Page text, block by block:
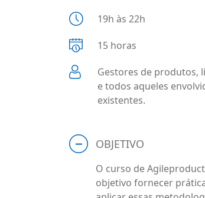
19h às 22h
15 horas
Gestores de produtos,
e todos aqueles
existentes.
OBJETIVO
O curso de
objetivo fornecer